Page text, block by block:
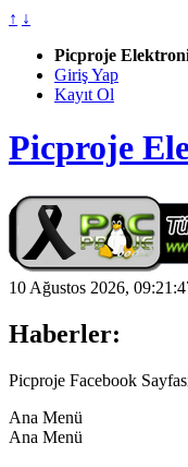
↑ ↓
Picproje
Giriş Yap
Kayıt Ol
Picproje
10 Ağustos 2026,
Haberler:
Picproje Facebook
Ana Menü
Ana Menü